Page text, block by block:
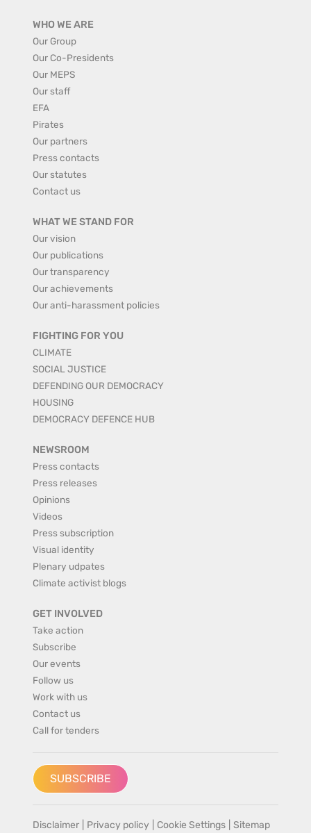
WHO WE ARE
Our Group
Our Co-Presidents
Our MEPS
Our staff
EFA
Pirates
Our partners
Press contacts
Our statutes
Contact us
WHAT WE STAND FOR
Our vision
Our publications
Our transparency
Our achievements
Our anti-harassment policies
FIGHTING FOR YOU
CLIMATE
SOCIAL JUSTICE
DEFENDING OUR DEMOCRACY
HOUSING
DEMOCRACY DEFENCE HUB
NEWSROOM
Press contacts
Press releases
Opinions
Videos
Press subscription
Visual identity
Plenary udpates
Climate activist blogs
GET INVOLVED
Take action
Subscribe
Our events
Follow us
Work with us
Contact us
Call for tenders
SUBSCRIBE
Disclaimer Privacy policy Cookie Settings Sitemap